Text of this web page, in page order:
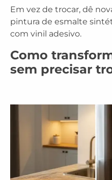
Em vez de trocar, dê
pintura de esmalte
com vinil adesivo.
Como
sem precisar